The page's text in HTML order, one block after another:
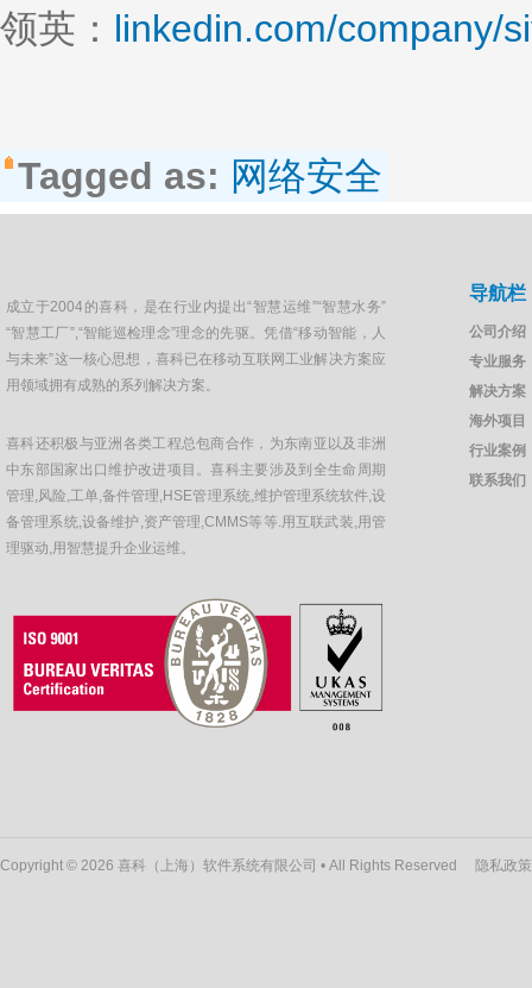
领英： linkedin.com/company/
Tagged as: 网络安全
成立于2004的喜科，是在行业内提出“智慧运维”“智慧水务”
“智慧工厂”,“智能巡检理念”理念的先驱。凭借“移动智能，人
与未来”这一核心思想，喜科已在移动互联网工业解决方案应
用领域拥有成熟的系列解决方案。
喜科还积极与亚洲各类工程总包商合作，为东南亚以及非洲
中东部国家出口维护改进项目。喜科主要涉及到全生命周期
管理,风险,工单,备件管理,HSE管理系统,维护管理系统软件,设
备管理系统,设备维护,资产管理,CMMS等等.用互联武装,用管
理驱动,用智慧提升企业运维。
导航栏
公司介绍
专业服务
解决方案
海外项目
行业案例
联系我们
Copyright © 2026 喜科（上海）软件系统有限公司 • All Rights Reserved 隐私政策